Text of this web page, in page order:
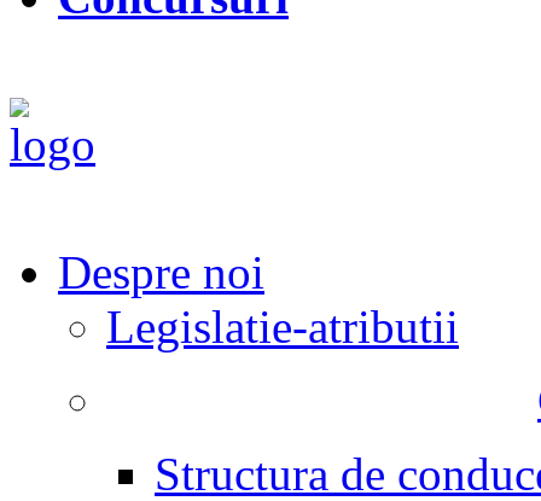
Despre noi
Legislatie-atributii
Structura de